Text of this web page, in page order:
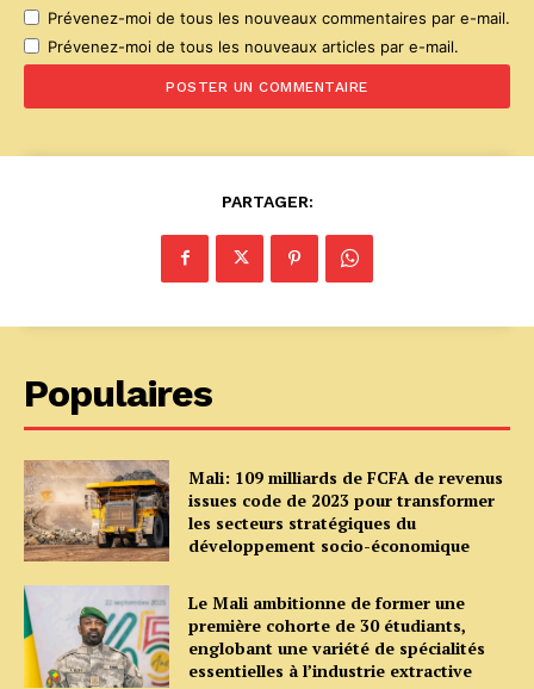
Prévenez-moi de tous les nouveaux commentaires par e-mail.
Prévenez-moi de tous les nouveaux articles par e-mail.
PARTAGER:
Populaires
Mali: 109 milliards de FCFA de revenus
issues code de 2023 pour transformer
les secteurs stratégiques du
développement socio-économique
Le Mali ambitionne de former une
première cohorte de 30 étudiants,
englobant une variété de spécialités
essentielles à l’industrie extractive